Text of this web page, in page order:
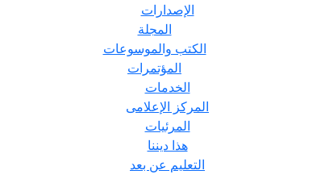
الإصدارات
المجلة
الكتب والموسوعات
المؤتمرات
الخدمات
المركز الإعلامى
المرئيات
هذا ديننا
التعليم عن بعد